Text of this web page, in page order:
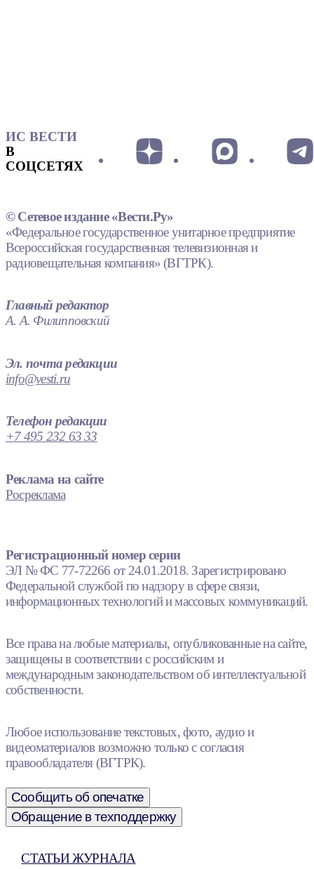
ИС ВЕСТИ
В
СОЦСЕТЯХ
© Сетевое издание «Вести.Ру»
«Федеральное государственное унитарное предприятие
Всероссийская государственная телевизионная и
радиовещательная компания» (ВГТРК).
Главный редактор
А. А. Филипповский
Эл. почта редакции
info@vesti.ru
Телефон редакции
+7 495 232 63 33
Реклама на сайте
Росреклама
Регистрационный номер серии
ЭЛ № ФС 77-72266 от 24.01.2018. Зарегистрировано
Федеральной службой по надзору в сфере связи,
информационных технологий и массовых коммуникаций.
Все права на любые материалы, опубликованные на сайте,
защищены в соответствии с российским и
международным законодательством об интеллектуальной
собственности.
Любое использование текстовых, фото, аудио и
видеоматериалов возможно только с согласия
правообладателя (ВГТРК).
Сообщить об опечатке
Обращение в техподдержку
СТАТЬИ ЖУРНАЛА